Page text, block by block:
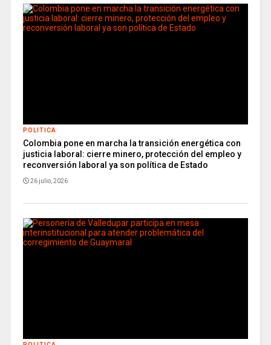
POLITICA
Colombia pone en marcha la transición energética con
justicia laboral: cierre minero, protección del empleo y
reconversión laboral ya son política de Estado
26 julio, 2026